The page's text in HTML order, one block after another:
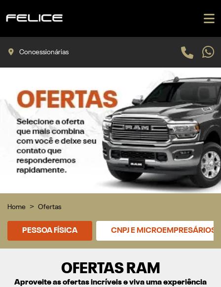
Concessionárias
Home Ofertas
PESSOA FÍSICA CNPJ E MICROEMPRESÁRIOS
OFERTAS RAM
Aproveite as ofertas incríveis e viva uma experiência